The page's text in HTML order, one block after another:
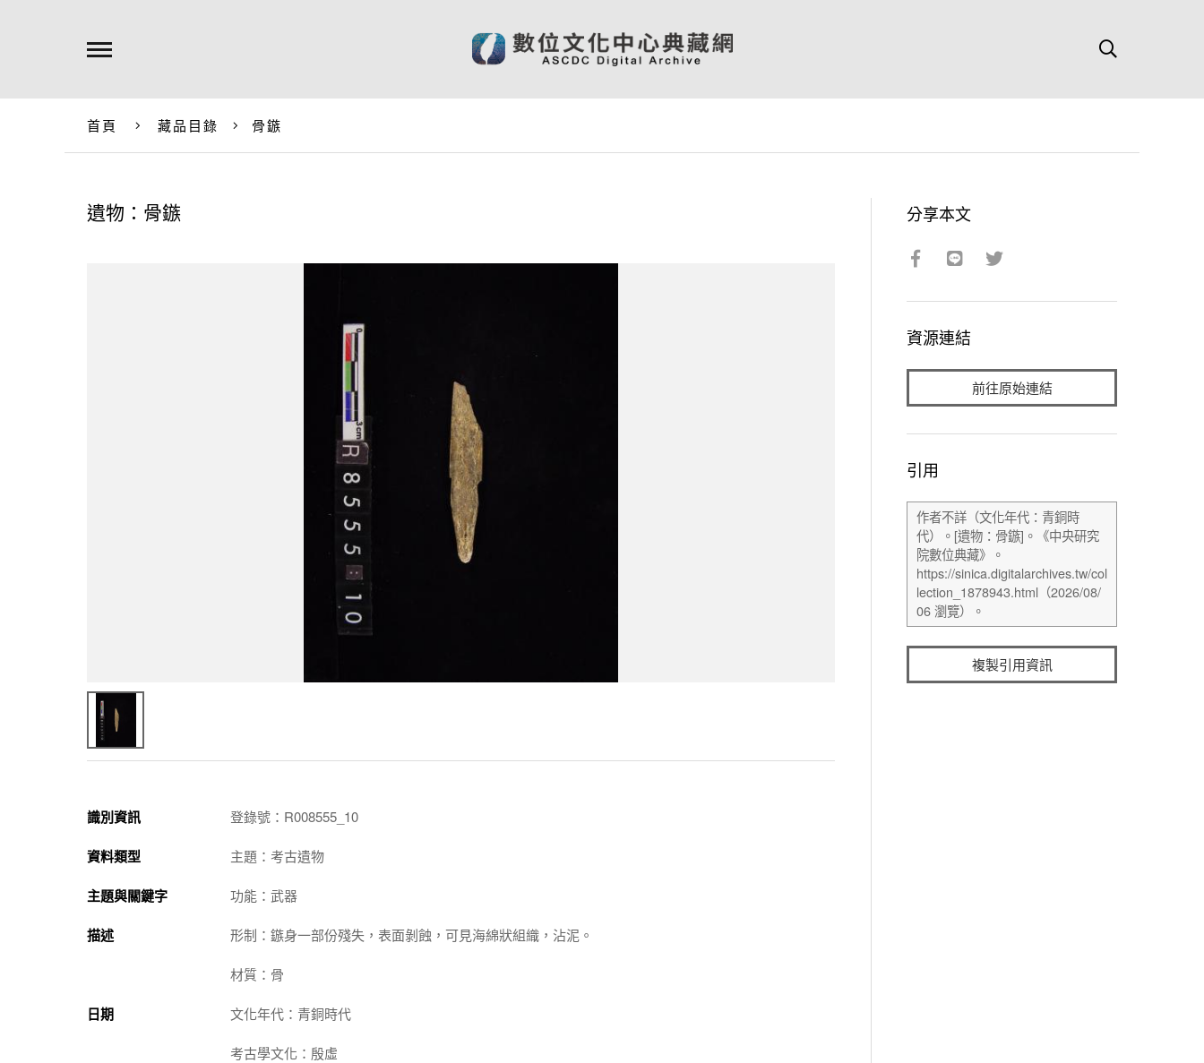
首頁 藏品目錄 骨鏃
遺物：骨鏃
識別資訊 登錄號：R008555_10
資料類型 主題：考古遺物
主題與關鍵字 功能：武器
描述 形制：鏃身一部份殘失，表面剝蝕，可見海綿狀組織，沾泥。
材質：骨
日期 文化年代：青銅時代
考古學文化：殷虛
分享本文
資源連結
前往原始連結
引用
複製引用資訊